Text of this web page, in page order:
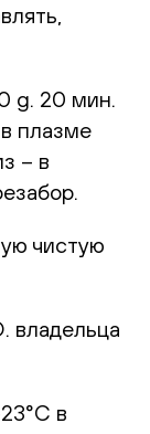
g. 20 мин.
плазме
– в
чистую
владельца
в